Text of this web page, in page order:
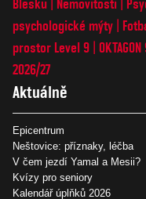
Blesku
Nemovitosti
psychologické mýty
prostor Level 9
2026/27
Aktuálně
Epicentrum
Neštovice: příznaky, léčba
V čem jezdí Yamal a Mesii?
Kvízy pro seniory
Kalendář úplňků 2026